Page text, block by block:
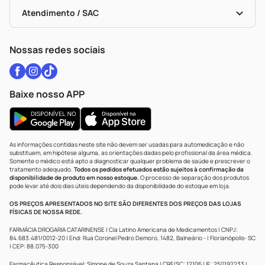
Políticas De Marketplace
Vacinas
Certificado De Segurança
Portal Da Privacidade
Atendimento / SAC
WhatsApp (47) 9202-1687
Nossas redes sociais
Baixe nosso APP
As informações contidas neste site não devem ser usadas para automedicação e não
substituem, em hipótese alguma, as orientações dadas pelo profissional da área médica.
Somente o médico está apto a diagnosticar qualquer problema de saúde e prescrever o
tratamento adequado. Todos os pedidos efetuados estão sujeitos à confirmação da
disponibilidade de produto em nosso estoque.O processo de separação dos produtos
pode levar até dois dias úteis dependendo da disponibilidade do estoque em loja.
OS PREÇOS APRESENTADOS NO SITE SÃO DIFERENTES DOS PREÇOS DAS LOJAS
FÍSICAS DE NOSSA REDE.
FARMÁCIA DROGARIA CATARINENSE | Cia Latino Americana de Medicamentos | CNPJ:
84.683.481/0012-20 | End: Rua Coronel Pedro Demoro, 1482, Balneário - | Florianópolis- SC
| CEP: 88.075-300